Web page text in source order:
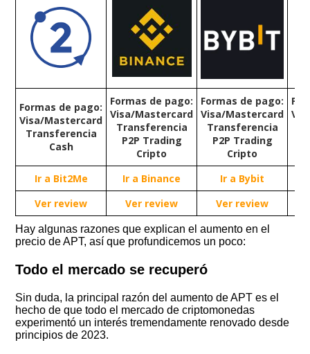
Formas de pago:
Visa/Mastercard
Transferencia
Cash
Formas de pago:
Visa/Mastercard
Transferencia
P2P Trading
Cripto
Formas de pago:
Visa/Mastercard
Transferencia
P2P Trading
Cripto
Ir a Bit2Me Ir a Binance Ir a Bybit
Ver review
Ver review Ver review
Hay algunas razones que explican el aumento en el
precio de APT, así que profundicemos un poco:
Todo el mercado se recuperó
Sin duda, la principal razón del aumento de APT es el
hecho de que todo el mercado de criptomonedas
experimentó un interés tremendamente renovado desde
principios de 2023.